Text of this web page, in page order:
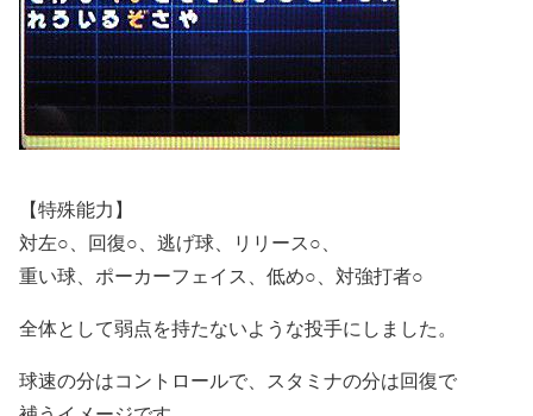
【特殊能力】
対左○、回復○、逃げ球、リリース○、
重い球、ポーカーフェイス、低め○、対強打者○
全体として弱点を持たないような投手にしました。
球速の分はコントロールで、スタミナの分は回復で